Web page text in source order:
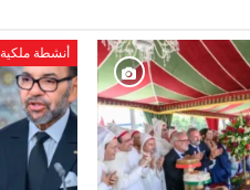
أنشطة ملكية